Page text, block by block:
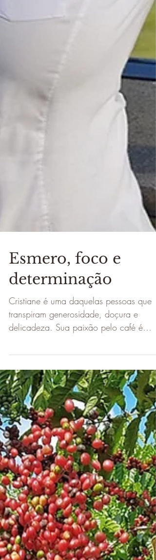
Esmero, foco e
determinação
transpiram generosidade, doçura e
delicadeza. Sua paixão pelo café é
levada muito a sério ...